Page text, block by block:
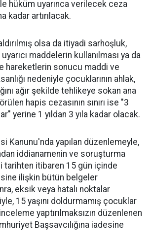
hüküm uyarınca verilecek ceza
kadar artırılacak.
olsa da itiyadi sarhoşluk,
maddelerin kullanılması ya da
hareketlerin sonucu maddi ve
nedeniyle çocuklarının ahlak,
ağır şekilde tehlikeye sokan ana
hapis cezasının sınırı ise "3
yerine 1 yıldan 3 yıla kadar olacak.
Kanunu'nda yapılan düzenlemeyle,
iddianamenin ve soruşturma
tarihten itibaren 15 gün içinde
ilişkin bütün belgeler
eksik veya hatalı noktalar
15 yaşını doldurmamış çocuklar
yaptırılmaksızın düzenlenen
Başsavcılığına iadesine